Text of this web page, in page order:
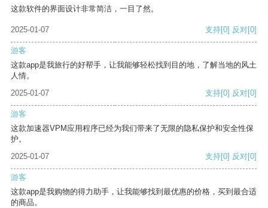
这款软件的界面设计非常简洁，一目了然。
2025-01-07 支持[0] 反对[0]
游客
这款app是我旅行的好帮手，让我能够轻松找到目的地，了解当地的风土
人情。
2025-01-07
支持[0] 反对[0]
游客
这款加速器VPM应用程序已经为我们带来了无限的隐私保护和安全性保
护。
2025-01-07
支持[0] 反对[0]
游客
这款app是我购物的得力助手，让我能够找到最优惠的价格，买到最合适
的商品。